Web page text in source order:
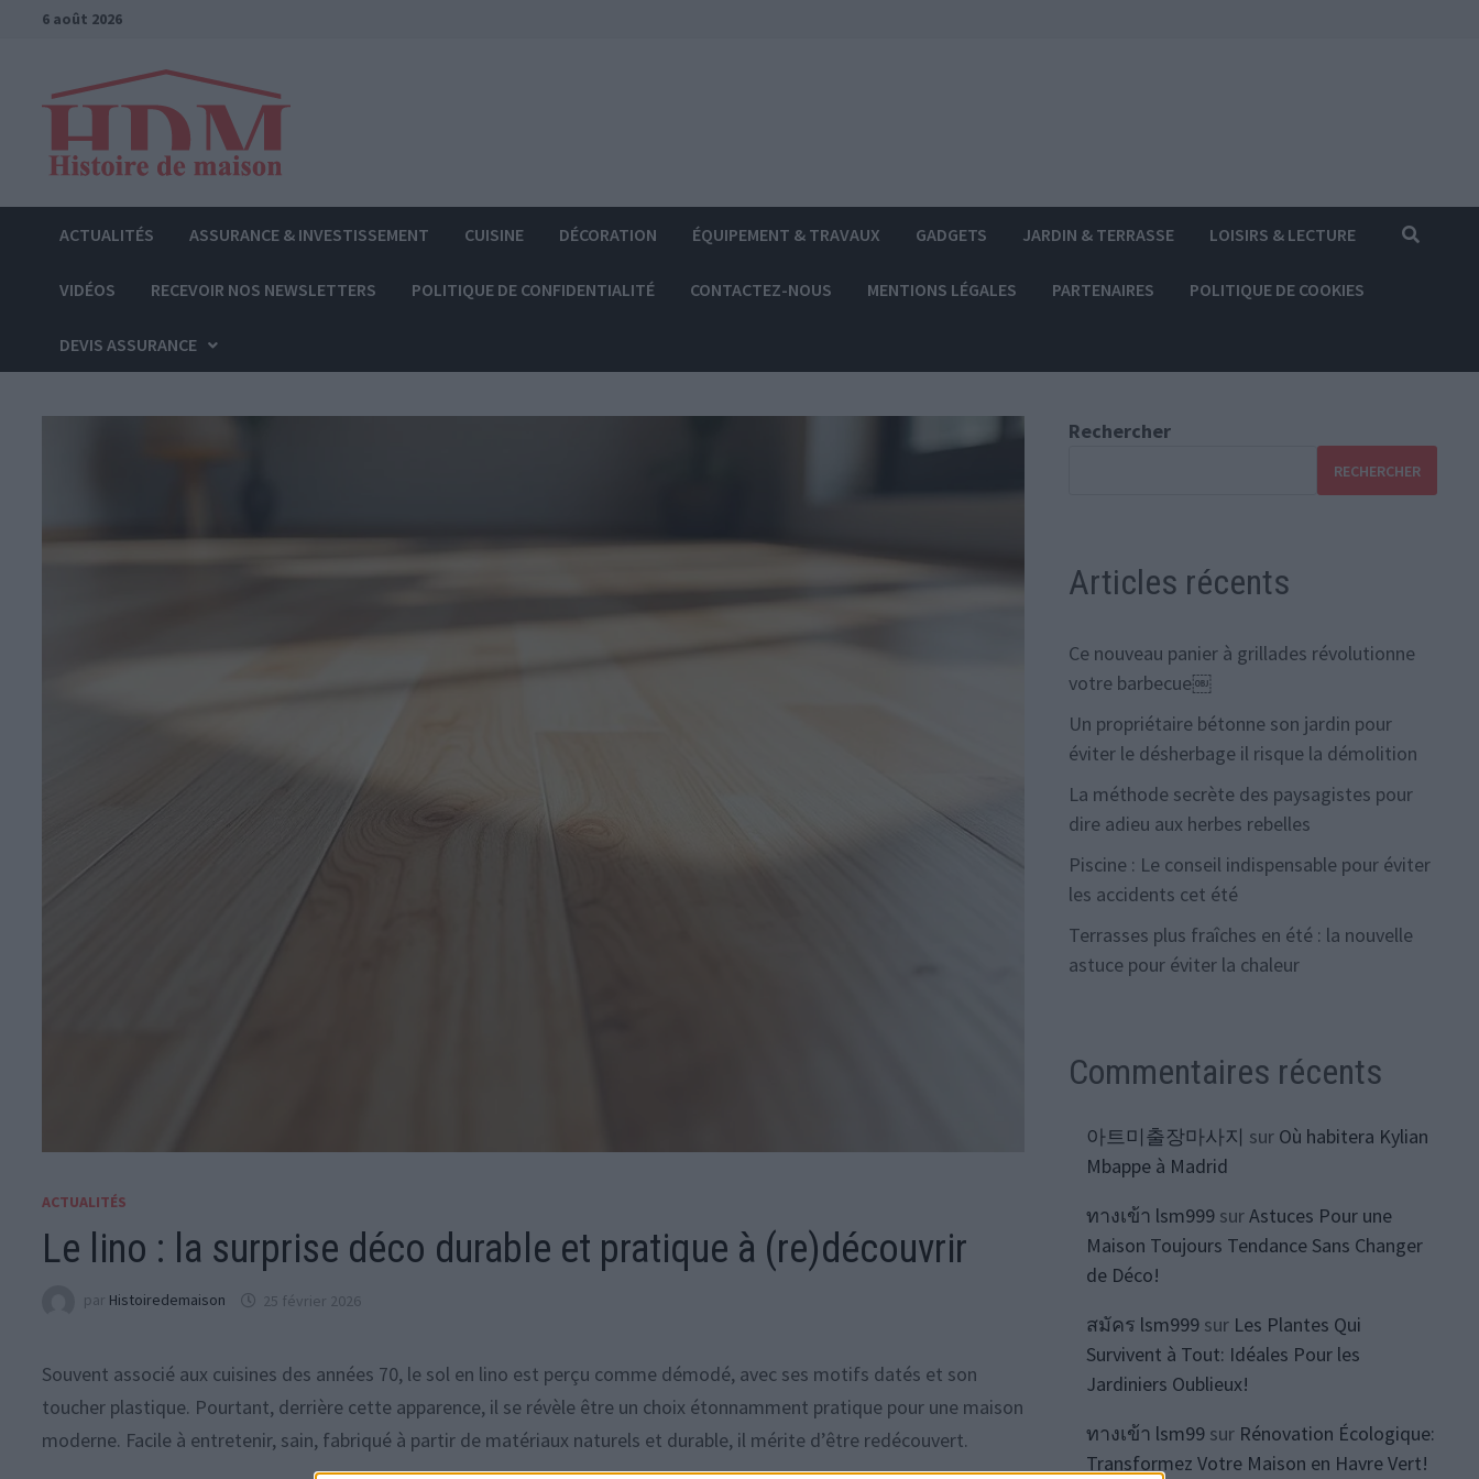
Passer6 août 2026
ACTUALITÉS ASSURANCE & INVESTISSEMENT CUISINE DÉCORATION ÉQUIPEMENT & TRAVAUX GADGETS JARDIN & TERRASSE LOISIRS & LECTURE
VIDÉOS RECEVOIR NOS NEWSLETTERS POLITIQUE DE CONFIDENTIALITÉ CONTACTEZ-NOUS MENTIONS LÉGALES PARTENAIRES POLITIQUE DE COOKIES
DEVIS ASSURANCE
ACTUALITÉS
Le lino : la surprise déco durable et pratique à (re)découvrir
par Histoiredemaison 25 février 2026
Souvent associé aux cuisines des années 70, le sol en lino est perçu comme démodé, avec ses motifs datés et son
toucher plastique. Pourtant, derrière cette apparence, il se révèle être un choix étonnamment pratique pour une maison
moderne. Facile à entretenir, sain, fabriqué à partir de matériaux naturels et durable, il mérite d’être redécouvert.
Rechercher
RECHERCHER
Articles récents
Ce nouveau panier à grillades révolutionne
votre barbecue￼
Un propriétaire bétonne son jardin pour
éviter le désherbage il risque la démolition
La méthode secrète des paysagistes pour
dire adieu aux herbes rebelles
Piscine : Le conseil indispensable pour éviter
les accidents cet été
Terrasses plus fraîches en été : la nouvelle
astuce pour éviter la chaleur
Commentaires récents
아트미출장마사지 sur Où habitera Kylian
Mbappe à Madrid
ทางเข้า lsm999surAstuces Pour une
Maison Toujours Tendance Sans Changer
de Déco!
สมัคร lsm999sur Les Plantes Qui
Survivent à Tout: Idéales Pour les
Jardiniers Oublieux!
ทางเข้า lsm99sur Rénovation Écologique:
Transformez Votre Maison en Havre Vert!